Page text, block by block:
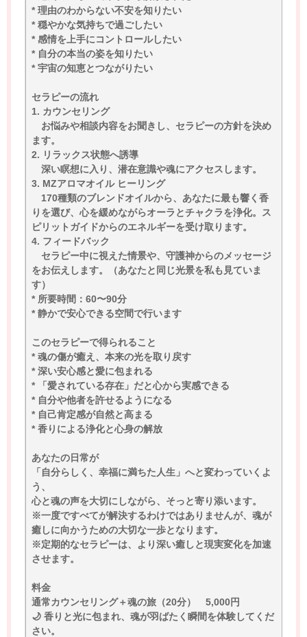
* 理由のわからない不安を知りたい
* 穏やかな気持ちで過ごしたい
* 感情を上手にコントロールしたい
* 自分の本当の姿を知りたい
* 宇宙の知恵とつながりたい
セラピーの流れ
1. カウンセリング
お悩みや相談内容をお聞きし、セラピーの方針を決め
ます。
2. リラックス状態へ誘導
深い瞑想に入り、潜在意識や魂にアクセスします。
3. MZアロマオイル ヒーリング
170種類のブレンドオイルから、あなたに最も響く香
りを選び、心を緩めながらオーラとチャクラを浄化。ス
ピリットガイドからのエネルギーを受け取ります。
4. フィードバック
セラピー中に視えた情景や、守護神からのメッセージ
をお伝えします。（あなたと同じ光景を私も見ていま
す）
* 所要時間：60〜90分
* 静かで安心できる空間で行います
このセラピーで得られること
* 魂の傷が癒え、本来の光を取り戻す
* 深い安心感と愛に包まれる
* 「愛されている存在」だと心から実感できる
* 自分や他者を許せるようになる
* 自己肯定感が自然と高まる
* 香りによる浄化と心身の解放
あなたの日常が
「自分らしく、幸福に満ちた人生」へと変わっていくよ
う、
心と魂の声を大切にしながら、そっと寄り添います。
※一度ですべてが解決するわけではありませんが、魂が
癒しに向かうための大切な一歩となります。
※定期的なセラピーは、より深い癒しと現実変化を加速
させます。
料金
通常カウンセリング＋魂の旅（20分） 5,000円
🌙 香りと光に包まれ、魂が羽ばたく瞬間を体験してくだ
さい。